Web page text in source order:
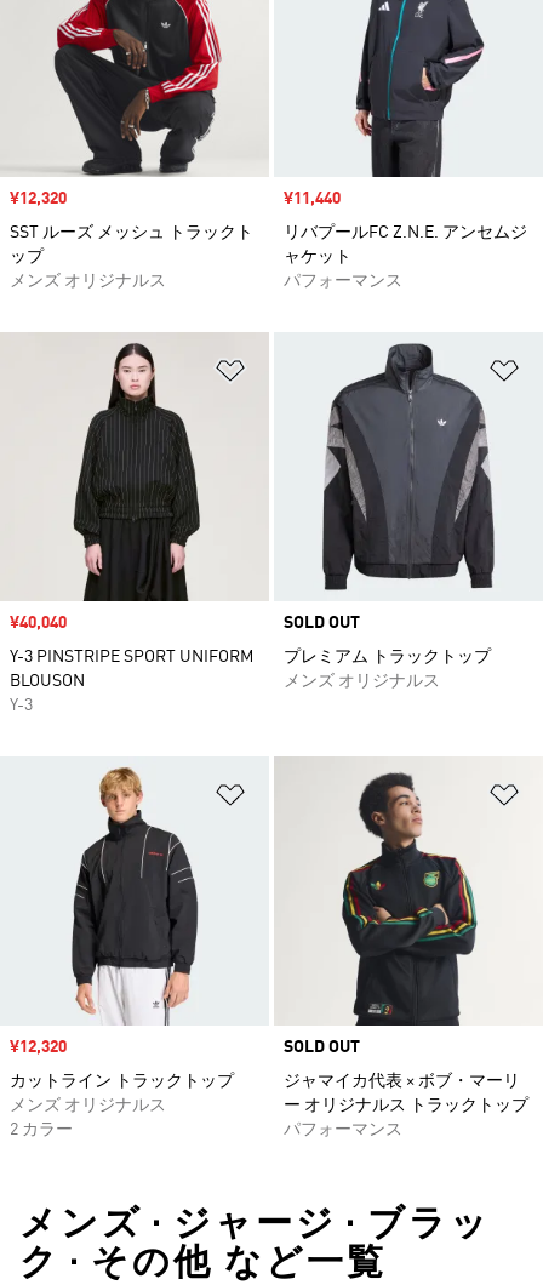
セール価格
¥12,320
SST ルーズ メッシュ トラックト
ップ
メンズ オリジナルス
セール価格
¥11,440
リバプールFC Z.N.E. アンセムジ
ャケット
パフォーマンス
ほしいものリストに追加
セール価格
¥40,040
Y-3 PINSTRIPE SPORT UNIFORM
BLOUSON
Y-3
SOLD OUT
プレミアム トラックトップ
メンズ オリジナルス
ほしいものリストに追加
セール価格
¥12,320
カットライン トラックトップ
メンズ オリジナルス
2 カラー
SOLD OUT
ジャマイカ代表 × ボブ・マーリ
ー オリジナルス トラックトップ
パフォーマンス
メンズ • ジャージ • ブラッ
ク • その他 など一覧